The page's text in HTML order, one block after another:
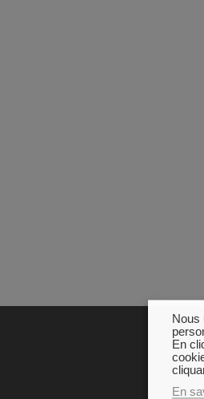
Nous
En
En